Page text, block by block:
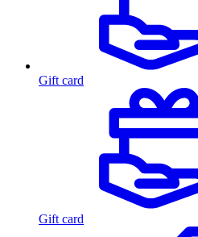
Gift card
Gift card